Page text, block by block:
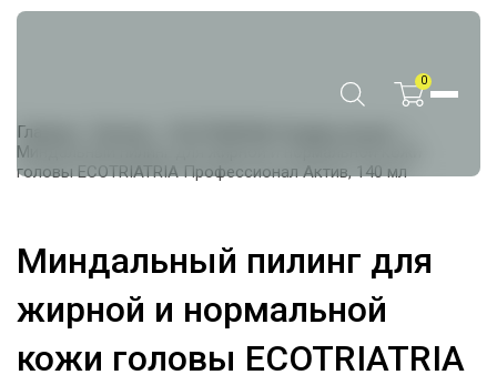
0
Главная
Миндальный пилинг для жирной и нормальной кожи
головы ECOTRIATRIA Профессионал Актив, 140 мл
Миндальный пилинг для
жирной и нормальной
кожи головы ECOTRIATRIA